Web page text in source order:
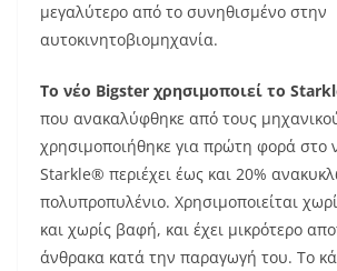
μεγαλύτερο από το συνηθισμένο στην
αυτοκινητοβιομηχανία.
Το νέο Bigster χρησιμοποιεί το
που ανακαλύφθηκε από τους
χρησιμοποιήθηκε για πρώτη φορά στο
Starkle® περιέχει έως και 20%
πολυπροπυλένιο. Χρησιμοποιείται
και χωρίς βαφή, και έχει μικρότερο
άνθρακα κατά την παραγωγή του. Το